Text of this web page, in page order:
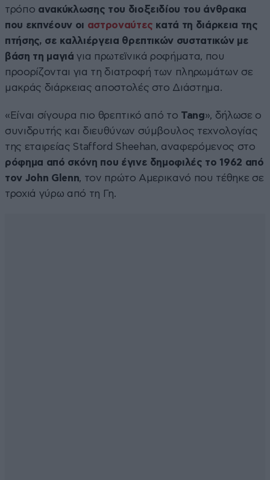
τρόπο ανακύκλωσης του διοξειδίου του άνθρακα
που εκπνέουν οι αστροναύτες κατά τη διάρκεια της
πτήσης, σε καλλιέργεια θρεπτικών συστατικών με
βάση τη μαγιά για πρωτεϊνικά ροφήματα, που
προορίζονται για τη διατροφή των πληρωμάτων σε
μακράς διάρκειας αποστολές στο Διάστημα.
«Είναι σίγουρα πιο θρεπτικό από το Tang», δήλωσε ο
συνιδρυτής και διευθύνων σύμβουλος τεχνολογίας
της εταιρείας Stafford Sheehan, αναφερόμενος στο
ρόφημα από σκόνη που έγινε δημοφιλές το 1962 από
τον John Glenn, τον πρώτο Αμερικανό που τέθηκε σε
τροχιά γύρω από τη Γη.